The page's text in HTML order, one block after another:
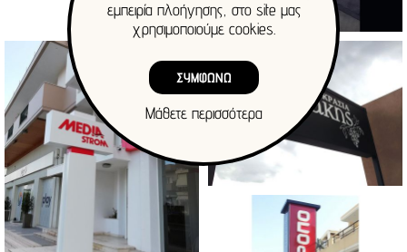
εμπειρία πλοήγησης, στο site μας
χρησιμοποιούμε cookies.
ΣΥΜΦΩΝΩ
Μάθετε περισσότερα